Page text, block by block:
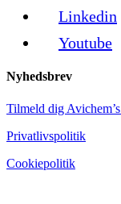
Linkedin
Youtube
Nyhedsbrev
Tilmeld dig
Privatlivspolitik
Cookiepolitik